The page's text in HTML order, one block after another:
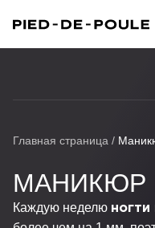
Главная страница /
МАНИКЮР
Каждую неделю ногти